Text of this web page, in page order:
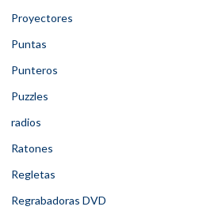
Proyectores
Puntas
Punteros
Puzzles
radios
Ratones
Regletas
Regrabadoras DVD